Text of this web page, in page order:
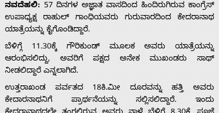
ನವದೆಹಲಿ: 57 ದಿನಗಳ ಅಜ್ಞಾತ ವಾಸದಿಂದ ಹಿಂದಿರುಗಿರುವ ಕಾಂಗ್ರೆಸ್
ಉಪಾಧ್ಯಕ್ಷ ರಾಹುಲ್ ಗಾಂಧಿಯವರು ಗುರುವಾರದಿಂದ ಕೇದರಾನಾಥ
ಯಾತ್ರೆಯನ್ನು ಕೈಗೊಂಡಿದ್ದಾರೆ.
ಬೆಳಿಗ್ಗೆ 11.30ಕ್ಕೆ ಗೌರಿಕುಂಡ್ ಮೂಲಕ ಅವರು ಯಾತ್ರೆಯನ್ನು
ಆರಂಭಿಸಲಿದ್ದು, ಅವರಿಗೆ ಪಕ್ಷದ ಅನೇಕ ಮುಖಂಡರು ಸಾಥ್
ನೀಡಲಿದ್ದಾರೆ ಎನ್ನಲಾಗಿದೆ.
ಉತ್ತರಾಖಂಡ ಪರ್ವತದ 18ಕಿ.ಮೀ ದೂರವನ್ನು ಹತ್ತಿ ಅವರು
ಕೇದಾರನಾಥನಿಗೆ ಪ್ರಾರ್ಥನೆಯನ್ನು ಸಲ್ಲಿಸಲಿದ್ದಾರೆ. ಇಂದು